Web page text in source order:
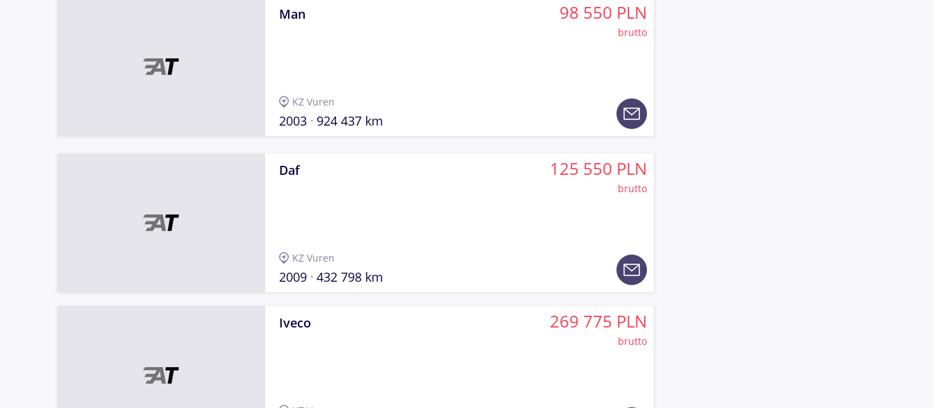
Man 98 550 PLN
brutto
KZ Vuren
2003 924 437 km
Daf 125 550 PLN
brutto
KZ Vuren
2009 432 798 km
Iveco 269 775 PLN
brutto